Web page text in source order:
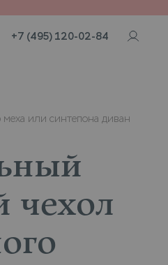
+7 (495) 120-02-84
или синтепона диван
чехол